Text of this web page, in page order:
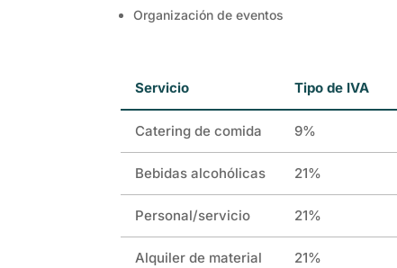
Organización de eventos
Servicio Tipo de IVA
Catering de comida 9%
Bebidas alcohólicas 21%
Personal/servicio 21%
Alquiler de material 21%